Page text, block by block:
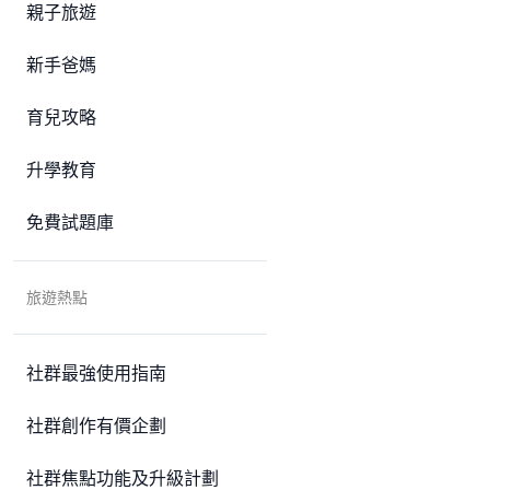
親子旅遊
新手爸媽
育兒攻略
升學教育
免費試題庫
旅遊熱點
社群最強使用指南
社群創作有價企劃
社群焦點功能及升級計劃